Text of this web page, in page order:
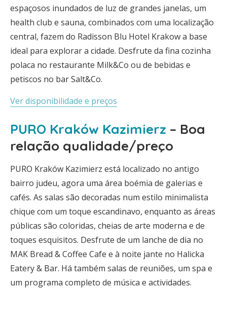
espaçosos inundados de luz de grandes janelas, um
health club e sauna, combinados com uma localização
central, fazem do Radisson Blu Hotel Krakow a base
ideal para explorar a cidade. Desfrute da fina cozinha
polaca no restaurante Milk&Co ou de bebidas e
petiscos no bar Salt&Co.
Ver disponibilidade e preços
PURO Kraków Kazimierz – Boa
relação qualidade/preço
PURO Kraków Kazimierz está localizado no antigo
bairro judeu, agora uma área boémia de galerias e
cafés. As salas são decoradas num estilo minimalista
chique com um toque escandinavo, enquanto as áreas
públicas são coloridas, cheias de arte moderna e de
toques esquisitos. Desfrute de um lanche de dia no
MAK Bread & Coffee Cafe e à noite jante no Halicka
Eatery & Bar. Há também salas de reuniões, um spa e
um programa completo de música e actividades.